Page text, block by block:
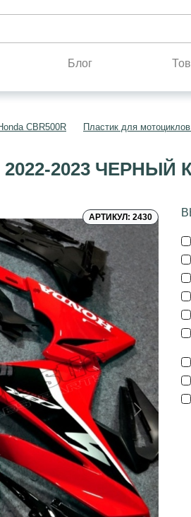
Блог
CBR500R Пластик для
2022-2023
АРТИКУЛ: 2430